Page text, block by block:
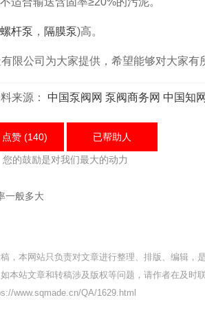
螺杆泵 ， 隔膜泵)高。
公司为大家提供，希望能够对大家有
来源： 中国泵阀网 泵阀商务网 中国知网
赞 (140) 已帮助人
您的鼓励是对我们最大的动力
一般多大
，本网站只负责对文章进行整理、排版、编辑，
本站文章和转稿涉及版权等问题，请作者在及时
www.sqmade.cn/QA/1629.html